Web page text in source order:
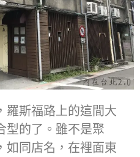
羅斯福路上的這間大
型的了。雖不是聚
如同店名，在裡面東